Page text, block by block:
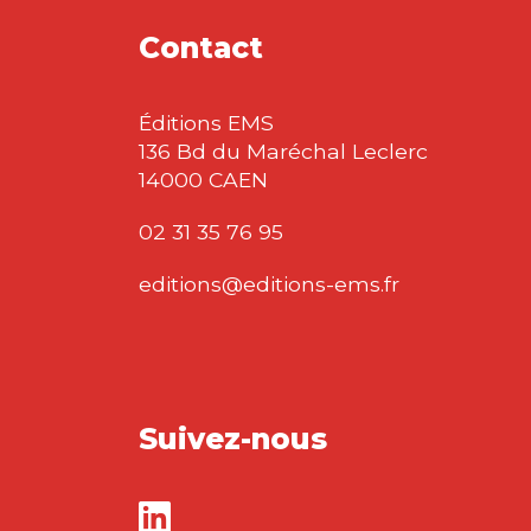
Contact
Éditions EMS
136 Bd du Maréchal Leclerc
14000 CAEN
02 31 35 76 95
editions@editions-ems.fr
Suivez-nous